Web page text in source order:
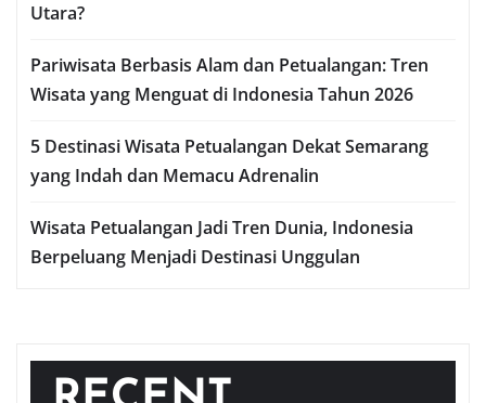
Utara?
Pariwisata Berbasis Alam dan Petualangan: Tren
Wisata yang Menguat di Indonesia Tahun 2026
5 Destinasi Wisata Petualangan Dekat Semarang
yang Indah dan Memacu Adrenalin
Wisata Petualangan Jadi Tren Dunia, Indonesia
Berpeluang Menjadi Destinasi Unggulan